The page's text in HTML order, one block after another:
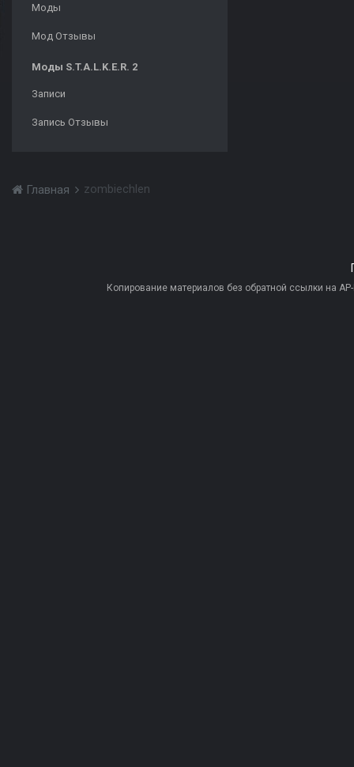
Моды
Мод Отзывы
Моды S.T.A.L.K.E.R. 2
Записи
Запись Отзывы
Главная zombiechlen
Копирование материалов без обратной ссылки на